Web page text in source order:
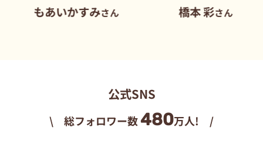
かすみさん
公式SNS
\ 総フォロワー数480万人! /